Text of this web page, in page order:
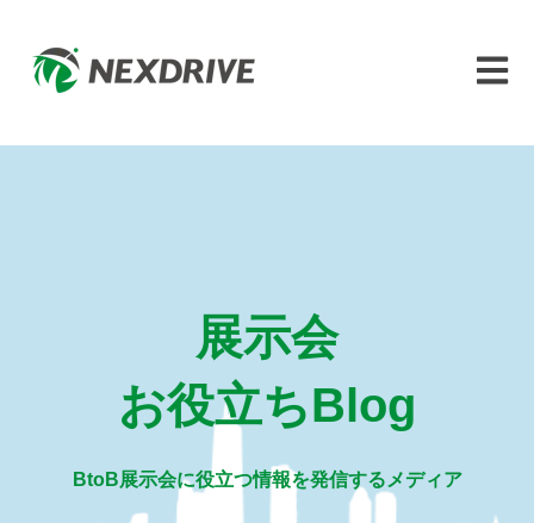
メイ
展示会
お役立ちBlog
BtoB展示会に役立つ情報を発信するメディア